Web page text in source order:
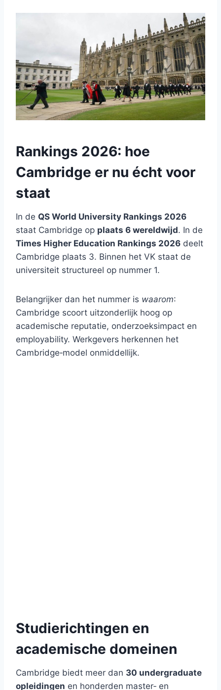
Rankings 2026: hoe
Cambridge er nu écht voor
staat
In de QS World University Rankings 2026
staat Cambridge op plaats 6 wereldwijd. In de
Times Higher Education Rankings 2026 deelt
Cambridge plaats 3. Binnen het VK staat de
universiteit structureel op nummer 1.
Belangrijker dan het nummer is waarom:
Cambridge scoort uitzonderlijk hoog op
academische reputatie, onderzoeksimpact en
employability. Werkgevers herkennen het
Cambridge‑model onmiddellijk.
Studierichtingen en
academische domeinen
Cambridge biedt meer dan 30 undergraduate
opleidingen en honderden master‑ en